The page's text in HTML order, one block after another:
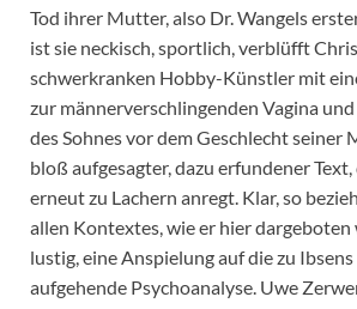
Tod ihrer Mutter, also Dr. Wangels
ist sie neckisch, sportlich, verblüfft
schwerkranken Hobby-Künstler mit
zur männerverschlingenden Vagina
des Sohnes vor dem Geschlecht seiner
bloß aufgesagter, dazu erfundener
erneut zu Lachern anregt. Klar, so
allen Kontextes, wie er hier dargeboten
lustig, eine Anspielung auf die zu
aufgehende Psychoanalyse. Uwe